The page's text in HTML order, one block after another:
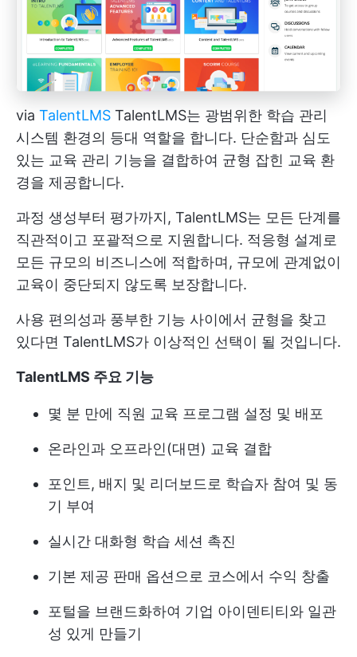
via TalentLMS TalentLMS는 광범위한 학습 관리
시스템 환경의 등대 역할을 합니다. 단순함과 심도
있는 교육 관리 기능을 결합하여 균형 잡힌 교육 환
경을 제공합니다.
과정 생성부터 평가까지, TalentLMS는 모든 단계를
직관적이고 포괄적으로 지원합니다. 적응형 설계로
모든 규모의 비즈니스에 적합하며, 규모에 관계없이
교육이 중단되지 않도록 보장합니다.
사용 편의성과 풍부한 기능 사이에서 균형을 찾고
있다면 TalentLMS가 이상적인 선택이 될 것입니다.
TalentLMS 주요 기능
몇 분 만에 직원 교육 프로그램 설정 및 배포
온라인과 오프라인(대면) 교육 결합
포인트, 배지 및 리더보드로 학습자 참여 및 동
기 부여
실시간 대화형 학습 세션 촉진
기본 제공 판매 옵션으로 코스에서 수익 창출
포털을 브랜드화하여 기업 아이덴티티와 일관
성 있게 만들기